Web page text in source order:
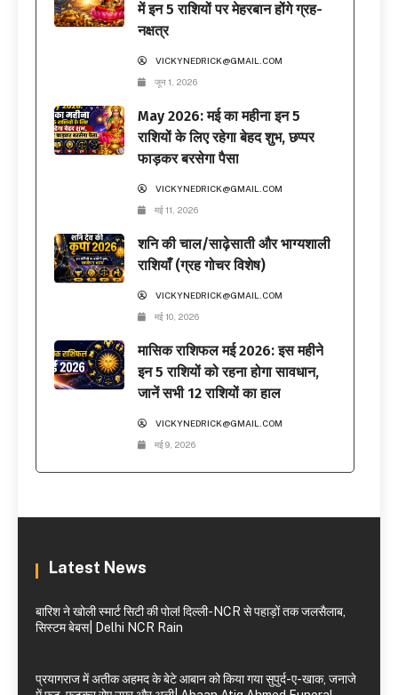
में इन 5 राशियों पर मेहरबान होंगे ग्रह-
नक्षत्र
VICKYNEDRICK@GMAIL.COM
जून 1, 2026
May 2026: मई का महीना इन 5
राशियों के लिए रहेगा बेहद शुभ, छप्पर
फाड़कर बरसेगा पैसा
VICKYNEDRICK@GMAIL.COM
मई 11, 2026
शनि की चाल/साढ़ेसाती और भाग्यशाली
राशियाँ (ग्रह गोचर विशेष)
VICKYNEDRICK@GMAIL.COM
मई 10, 2026
मासिक राशिफल मई 2026: इस महीने
इन 5 राशियों को रहना होगा सावधान,
जानें सभी 12 राशियों का हाल
VICKYNEDRICK@GMAIL.COM
मई 9, 2026
Latest News
बारिश ने खोली स्मार्ट सिटी की पोल! दिल्ली-NCR से पहाड़ों तक जलसैलाब,
सिस्टम बेबस| Delhi NCR Rain
प्रयागराज में अतीक अहमद के बेटे आबान को किया गया सुपुर्द-ए-खाक, जनाजे